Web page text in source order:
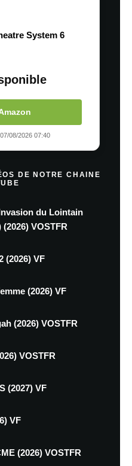
System 6
08/2026 07:40
DE NOTRE CHAINE
du Lointain
VOSTFR
(2026) VF
(2026) VF
(2026) VOSTFR
VOSTFR
(2027) VF
VF
(2026) VOSTFR